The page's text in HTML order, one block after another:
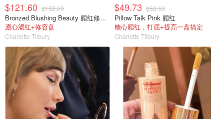
$121.60 $152.00
Bronzed Blushing Beauty 腮红修容盘套装
溏心腮红+修容盘
Charlotte Tilbury
$49.73 $58.50
Pillow Talk Pink 腮红
糖心腮红，打底+提亮一盘搞定
Charlotte Tilbury